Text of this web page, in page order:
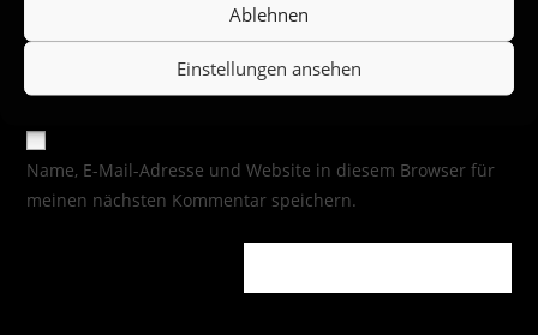
Ablehnen
Einstellungen ansehen
Name, E-Mail-Adresse und Website in diesem Browser für
meinen nächsten Kommentar speichern.